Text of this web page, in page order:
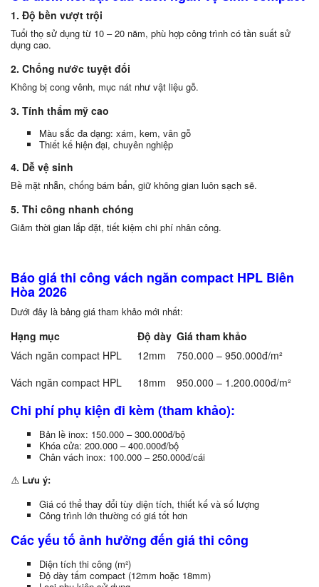
1. Độ bền vượt trội
Tuổi thọ sử dụng từ 10 – 20 năm, phù hợp công trình có tần suất sử
dụng cao.
2. Chống nước tuyệt đối
Không bị cong vênh, mục nát như vật liệu gỗ.
3. Tính thẩm mỹ cao
Màu sắc đa dạng: xám, kem, vân gỗ
Thiết kế hiện đại, chuyên nghiệp
4. Dễ vệ sinh
Bề mặt nhẵn, chống bám bẩn, giữ không gian luôn sạch sẽ.
5. Thi công nhanh chóng
Giảm thời gian lắp đặt, tiết kiệm chi phí nhân công.
Báo giá thi công vách ngăn compact HPL Biên
Hòa 2026
Dưới đây là bảng giá tham khảo mới nhất:
Hạng mục Độ dày Giá tham khảo
Vách ngăn compact HPL
12mm
750.000 – 950.000đ/m²
Vách ngăn compact HPL
18mm 950.000 – 1.200.000đ/m²
Chi phí phụ kiện đi kèm (tham khảo):
Bản lề inox: 150.000 – 300.000đ/bộ
Khóa cửa: 200.000 – 400.000đ/bộ
Chân vách inox: 100.000 – 250.000đ/cái
⚠️ Lưu ý:
Giá có thể thay đổi tùy diện tích, thiết kế và số lượng
Công trình lớn thường có giá tốt hơn
Các yếu tố ảnh hưởng đến giá thi công
Diện tích thi công (m²)
Độ dày tấm compact (12mm hoặc 18mm)